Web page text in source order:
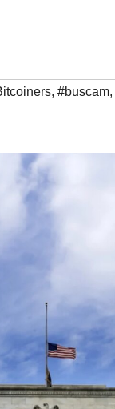
, #buscam,